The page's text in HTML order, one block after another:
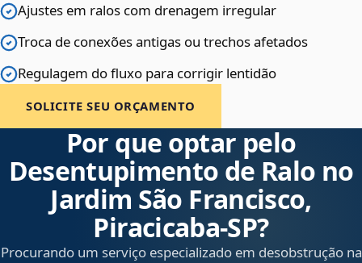
Ajustes em ralos com drenagem irregular
Troca de conexões antigas ou trechos afetados
Regulagem do fluxo para corrigir lentidão
SOLICITE SEU ORÇAMENTO
Por que optar pelo
Desentupimento de Ralo no
Jardim São Francisco,
Piracicaba‑SP?
Procurando um serviço especializado em desobstrução na